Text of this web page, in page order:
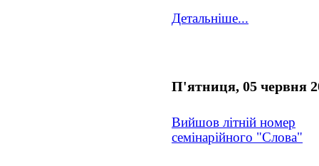
Детальніше...
П'ятниця, 05 червня
Вийшов літній номер
семінарійного "Слова"